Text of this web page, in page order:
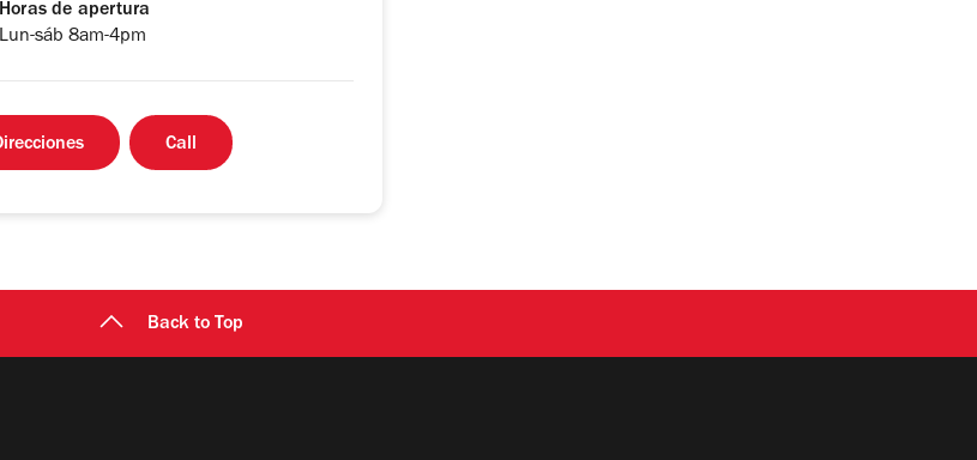
Horas de apertura
Lun-sáb 8am-4pm
Call
Back to Top